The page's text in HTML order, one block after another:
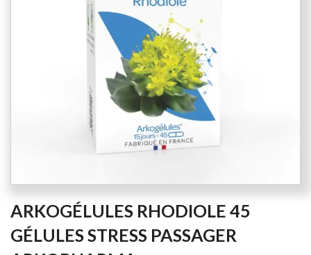
to
beginning
ARKOGÉLULES RHODIOLE 45
GÉLULES STRESS PASSAGER